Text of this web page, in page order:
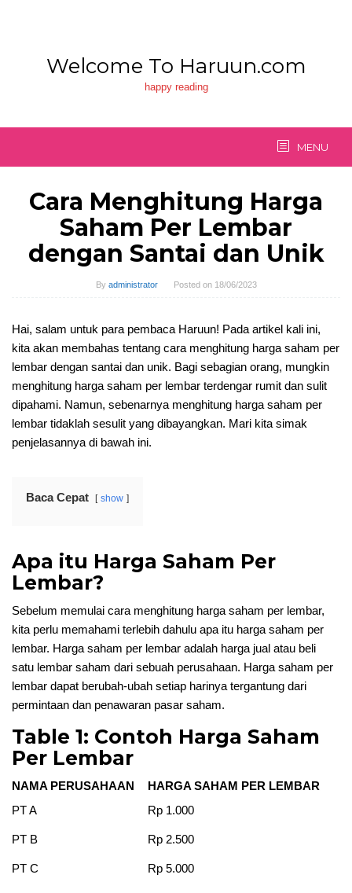
Welcome To Haruun.com
happy reading
MENU
Cara Menghitung Harga
Saham Per Lembar
dengan Santai dan Unik
By administrator Posted on 18/06/2023
Hai, salam untuk para pembaca Haruun! Pada artikel kali ini,
kita akan membahas tentang cara menghitung harga saham per
lembar dengan santai dan unik. Bagi sebagian orang, mungkin
menghitung harga saham per lembar terdengar rumit dan sulit
dipahami. Namun, sebenarnya menghitung harga saham per
lembar tidaklah sesulit yang dibayangkan. Mari kita simak
penjelasannya di bawah ini.
Baca Cepat show
Apa itu Harga Saham Per
Lembar?
Sebelum memulai cara menghitung harga saham per lembar,
kita perlu memahami terlebih dahulu apa itu harga saham per
lembar. Harga saham per lembar adalah harga jual atau beli
satu lembar saham dari sebuah perusahaan. Harga saham per
lembar dapat berubah-ubah setiap harinya tergantung dari
permintaan dan penawaran pasar saham.
Table 1: Contoh Harga Saham
Per Lembar
NAMA PERUSAHAAN
HARGA SAHAM PER LEMBAR
PT A
Rp 1.000
PT B Rp 2.500
PT C Rp 5.000